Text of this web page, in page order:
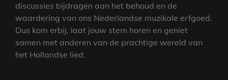
discussies bijdragen aan het behoud en de
waardering van ons Nederlandse muzikale erfgoed.
Dus kom erbij, laat jouw stem horen en geniet
samen met anderen van de prachtige wereld van
het Hollandse lied.